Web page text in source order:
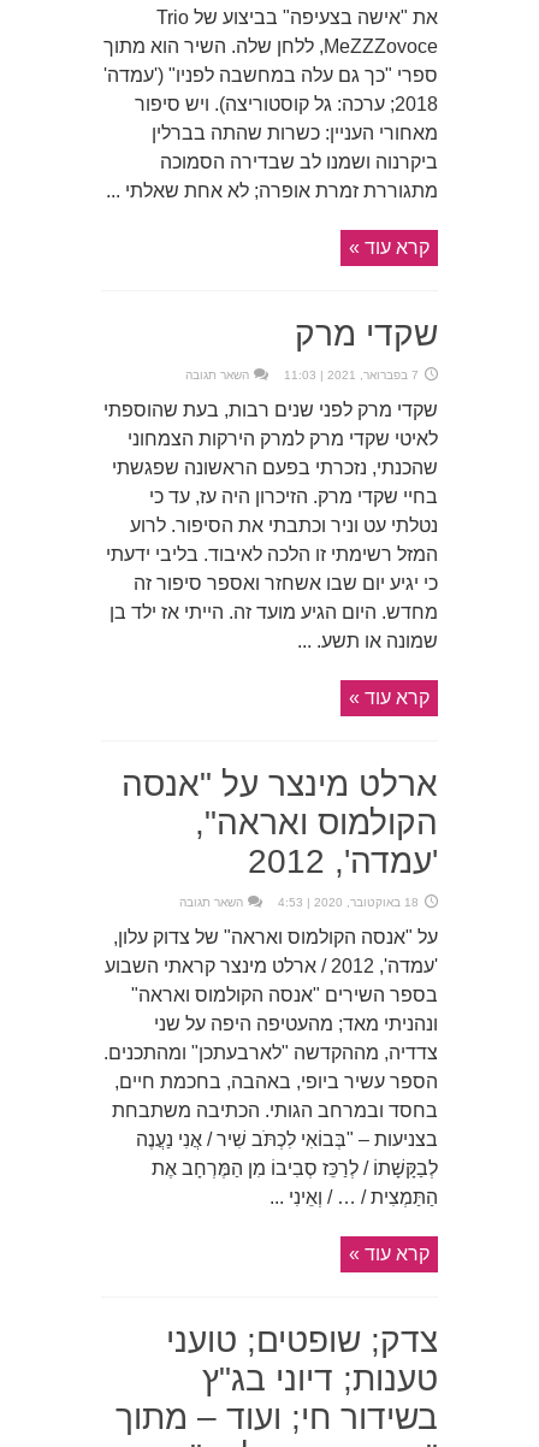
את "אישה בצעיפה" בביצוע של Trio
MeZZZovoce, ללחן שלה. השיר הוא מתוך
ספרי "כך גם עלה במחשבה לפניו" ('עמדה'
2018; ערכה: גל קוסטוריצה). ויש סיפור
מאחורי העניין: כשרות שהתה בברלין
ביקרנוה ושמנו לב שבדירה הסמוכה
מתגוררת זמרת אופרה; לא אחת שאלתי ...
קרא עוד »
שקדי מרק
7 בפברואר, 2021 | 11:03 השאר תגובה
שקדי מרק לפני שנים רבות, בעת שהוספתי
לאיטי שקדי מרק למרק הירקות הצמחוני
שהכנתי, נזכרתי בפעם הראשונה שפגשתי
בחיי שקדי מרק. הזיכרון היה עז, עד כי
נטלתי עט וניר וכתבתי את הסיפור. לרוע
המזל רשימתי זו הלכה לאיבוד. בליבי ידעתי
כי יגיע יום שבו אשחזר ואספר סיפור זה
מחדש. היום הגיע מועד זה. הייתי אז ילד בן
שמונה או תשע. ...
קרא עוד »
ארלט מינצר על "אנסה
הקולמוס ואראה",
'עמדה', 2012
18 באוקטובר, 2020 | 4:53 השאר תגובה
על "אנסה הקולמוס ואראה" של צדוק עלון,
'עמדה', 2012 / ארלט מינצר קראתי השבוע
בספר השירים "אנסה הקולמוס ואראה"
ונהניתי מאד; מהעטיפה היפה על שני
צדדיה, מההקדשה "לארבעתכן" ומהתכנים.
הספר עשיר ביופי, באהבה, בחכמת חיים,
בחסד ובמרחב הגותי. הכתיבה משתבחת
בצניעות – "בְּבוֹאִי לִכְתֹּב שִׁיר / אֲנִי נַעֲנֶה
לְבַקָּשָׁתוֹ / לְרַכֵּז סְבִיבוֹ מִן הַמֶּרְחָב אֶת
הַתַּמְצִית / … / וְאֵינִי ...
קרא עוד »
צדק; שופטים; טועני
טענות; דיוני בג"ץ
בשידור חי; ועוד – מתוך